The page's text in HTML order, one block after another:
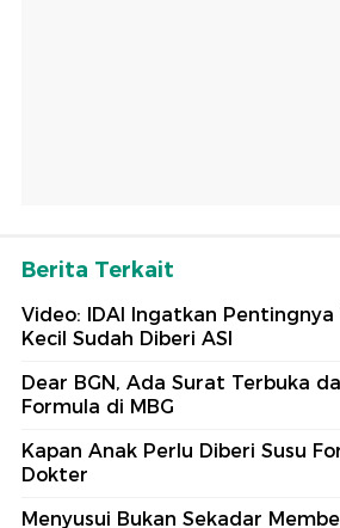
Berita Terkait
Video: IDAI Ingatkan Pentingnya
Kecil Sudah Diberi ASI
Dear BGN, Ada Surat Terbuka
Formula di MBG
Kapan Anak Perlu Diberi Susu
Dokter
Menyusui Bukan Sekadar